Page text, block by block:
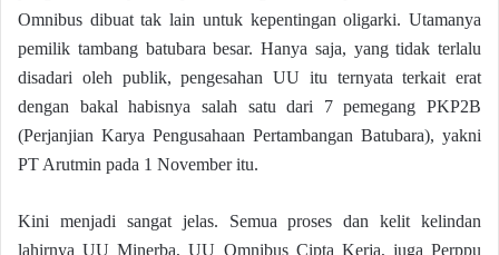
Omnibus dibuat tak lain untuk kepentingan oligarki. Utamanya
pemilik tambang batubara besar. Hanya saja, yang tidak terlalu
disadari oleh publik, pengesahan UU itu ternyata terkait erat
dengan bakal habisnya salah satu dari 7 pemegang PKP2B
(Perjanjian Karya Pengusahaan Pertambangan Batubara), yakni
PT Arutmin pada 1 November itu.
Kini menjadi sangat jelas. Semua proses dan kelit kelindan
lahirnya UU Minerba, UU Omnibus Cipta Kerja, juga Perppu